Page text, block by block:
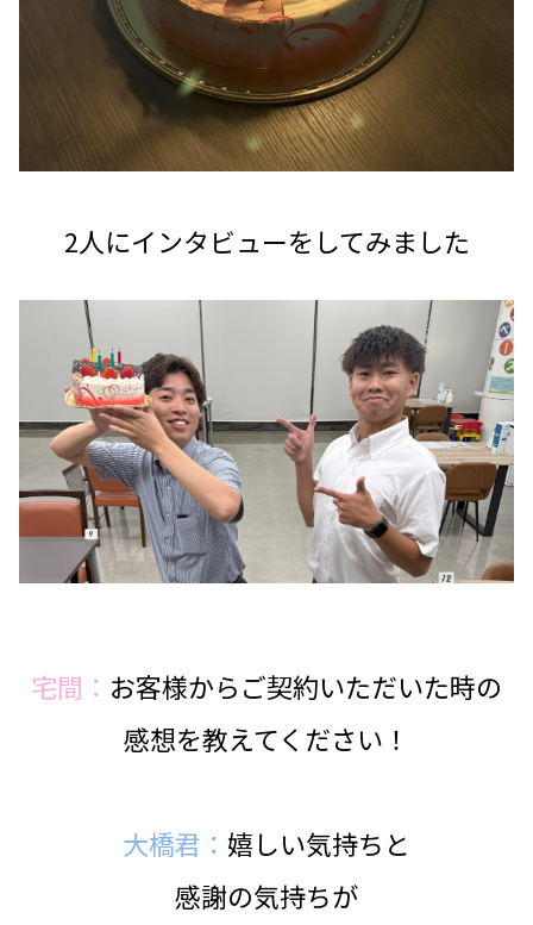
2人にインタビューをしてみました
宅間： お客様からご契約いただいた時の
感想を教えてください！
大橋君： 嬉しい気持ちと
感謝の気持ちが